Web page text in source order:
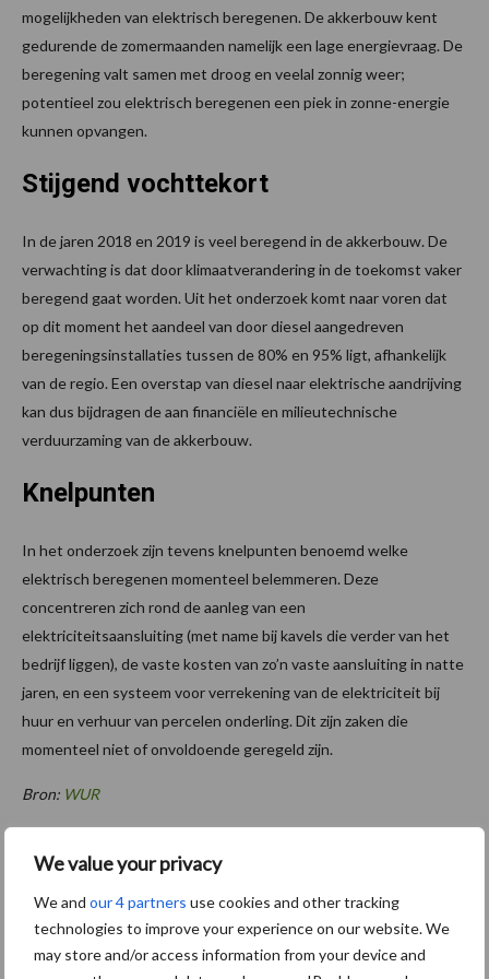
We value your privacy
We and our 4 partners use cookies and other tracking
technologies to improve your experience on our website. We
may store and/or access information from your device and
mogelijkheden van elektrisch beregenen. De akkerbouw kent
gedurende de zomermaanden namelijk een lage energievraag. De
beregening valt samen met droog en veelal zonnig weer;
potentieel zou elektrisch beregenen een piek in zonne-energie
kunnen opvangen.
Stijgend vochttekort
In de jaren 2018 en 2019 is veel beregend in de akkerbouw. De
verwachting is dat door klimaatverandering in de toekomst vaker
beregend gaat worden. Uit het onderzoek komt naar voren dat
op dit moment het aandeel van door diesel aangedreven
beregeningsinstallaties tussen de 80% en 95% ligt, afhankelijk
van de regio. Een overstap van diesel naar elektrische aandrijving
kan dus bijdragen de aan financiële en milieutechnische
verduurzaming van de akkerbouw.
Knelpunten
In het onderzoek zijn tevens knelpunten benoemd welke
elektrisch beregenen momenteel belemmeren. Deze
concentreren zich rond de aanleg van een
elektriciteitsaansluiting (met name bij kavels die verder van het
bedrijf liggen), de vaste kosten van zo’n vaste aansluiting in natte
jaren, en een systeem voor verrekening van de elektriciteit bij
huur en verhuur van percelen onderling. Dit zijn zaken die
momenteel niet of onvoldoende geregeld zijn.
Bron: WUR
“Hoge verwachtingen van
schijven voor kouters”